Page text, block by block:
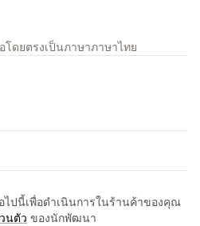
ดยตรงเป็นภาษาภาษาไทย
ปนี้เพื่อดำเนินการในร้านค้าของคุณ
นตัว ของนักพัฒนา